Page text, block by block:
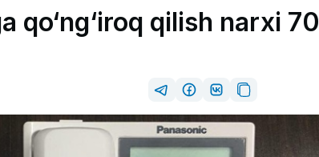
qo‘ng‘iroq qilish narxi 70